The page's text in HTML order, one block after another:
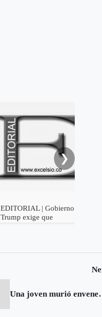
EDITORIAL | Gobierno
Trump exige que
❯
Una joven